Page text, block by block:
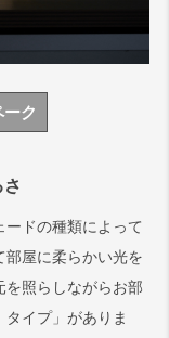
ーク
ドの種類によって
屋に柔らかい光を
を照らしながらお部
イプ」がありま